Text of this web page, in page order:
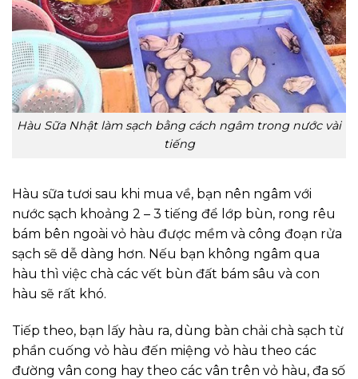
Hàu Sữa Nhật làm sạch bằng cách ngâm trong nước vài
tiếng
Hàu sữa tươi sau khi mua về, bạn nên ngâm với
nước sạch khoảng 2 – 3 tiếng để lớp bùn, rong rêu
bám bên ngoài vỏ hàu được mềm và công đoạn rửa
sạch sẽ dễ dàng hơn. Nếu bạn không ngâm qua
hàu thì việc chà các vết bùn đất bám sâu và con
hàu sẽ rất khó.
Tiếp theo, bạn lấy hàu ra, dùng bàn chải chà sạch từ
phần cuống vỏ hàu đến miệng vỏ hàu theo các
đường vân cong hay theo các vân trên vỏ hàu, đa số